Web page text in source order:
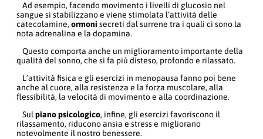
Ad esempio, facendo movimento i livelli di glucosio nel
sangue si stabilizzano e viene stimolata l’attività delle
catecolamine, ormoni secreti dal surrene tra i quali ci sono la
nota adrenalina e la dopamina.
Questo comporta anche un miglioramento importante della
qualità del sonno, che si fa più disteso, profondo e rilassato.
L’attività fisica e gli esercizi in menopausa fanno poi bene
anche al cuore, alla resistenza e la forza muscolare, alla
flessibilità, la velocità di movimento e alla coordinazione.
Sulpiano psicologico, infine, gli esercizi favoriscono il
rilassamento, riducono ansia e stress e migliorano
notevolmente il nostro benessere.